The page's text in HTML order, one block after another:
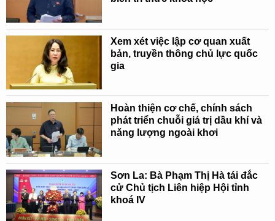
Xem xét việc lập cơ quan xuất
bản, truyền thông chủ lực quốc
gia
Hoàn thiện cơ chế, chính sách
phát triển chuỗi giá trị dầu khí và
năng lượng ngoài khơi
Sơn La: Bà Phạm Thị Hà tái đắc
cử Chủ tịch Liên hiệp Hội tỉnh
khoá IV